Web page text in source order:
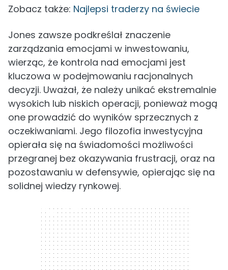
Zobacz także: Najlepsi traderzy na świecie
Jones zawsze podkreślał znaczenie
zarządzania emocjami w inwestowaniu,
wierząc, że kontrola nad emocjami jest
kluczowa w podejmowaniu racjonalnych
decyzji. Uważał, że należy unikać ekstremalnie
wysokich lub niskich operacji, ponieważ mogą
one prowadzić do wyników sprzecznych z
oczekiwaniami. Jego filozofia inwestycyjna
opierała się na świadomości możliwości
przegranej bez okazywania frustracji, oraz na
pozostawaniu w defensywie, opierając się na
solidnej wiedzy rynkowej.
300 x 250